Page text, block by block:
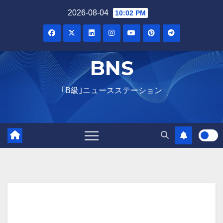
2026-08-04 10:02 PM
BNS
｢B級｣ニュースステーション